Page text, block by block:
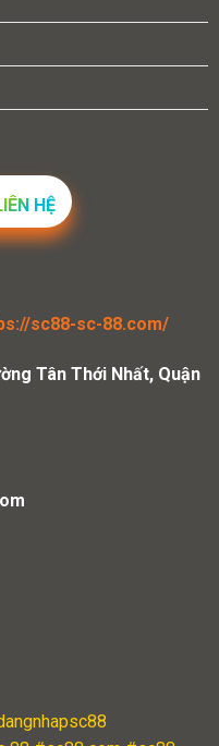
HỆ
sc88-sc-88.com/
Tân Thới Nhất, Quận